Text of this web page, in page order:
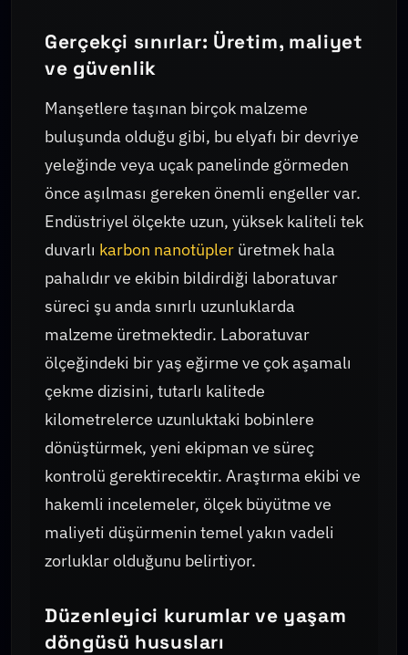
Gerçekçi sınırlar: Üretim, maliyet
ve güvenlik
Manşetlere taşınan birçok malzeme
buluşunda olduğu gibi, bu elyafı bir devriye
yeleğinde veya uçak panelinde görmeden
önce aşılması gereken önemli engeller var.
Endüstriyel ölçekte uzun, yüksek kaliteli tek
duvarlı karbon nanotüpler üretmek hala
pahalıdır ve ekibin bildirdiği laboratuvar
süreci şu anda sınırlı uzunluklarda
malzeme üretmektedir. Laboratuvar
ölçeğindeki bir yaş eğirme ve çok aşamalı
çekme dizisini, tutarlı kalitede
kilometrelerce uzunluktaki bobinlere
dönüştürmek, yeni ekipman ve süreç
kontrolü gerektirecektir. Araştırma ekibi ve
hakemli incelemeler, ölçek büyütme ve
maliyeti düşürmenin temel yakın vadeli
zorluklar olduğunu belirtiyor.
Düzenleyici kurumlar ve yaşam
döngüsü hususları